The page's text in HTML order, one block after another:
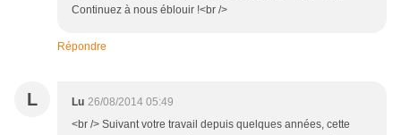
Continuez à nous éblouir !<br />
Répondre
L Lu 26/08/2014 05:49
<br /> Suivant votre travail depuis quelques années, cette